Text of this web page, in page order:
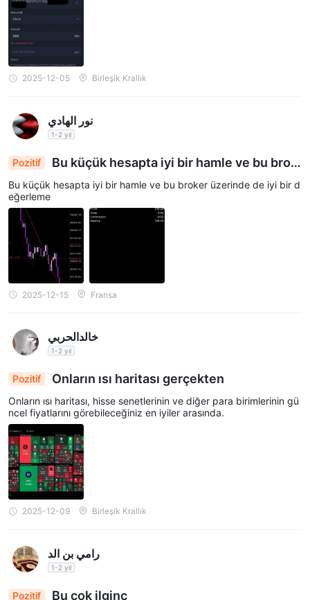
para kaybetme riski taşır. Bu sağlayıcı ile CFD işlemleri yaparken
perakende yatırımcı hesaplarının %85,24'ü para
kaybetmektedir. CFD'lerin nasıl çalıştığını anlayıp
anlayamayacağınızı ve paranızı kaybetme yüksek riskini göze
alıp alamayacağınızı düşünmelisiniz.
2025-12-05 Birleşik Krallık
نور الهادي
1-2 yıl
Pozitif
Bu küçük hesapta iyi bir hamle ve bu brok
erda da iyi bir değerleme.
Bu küçük hesapta iyi bir hamle ve bu broker üzerinde de iyi bir d
eğerleme
2025-12-15 Fransa
خالدالحربي
1-2 yıl
Pozitif Onların ısı haritası gerçekten
Onların ısı haritası, hisse senetlerinin ve diğer para birimlerinin gü
ncel fiyatlarını görebileceğiniz en iyiler arasında.
2025-12-09 Birleşik Krallık
رامي بن الد
1-2 yıl
Pozitif Bu çok ilginç